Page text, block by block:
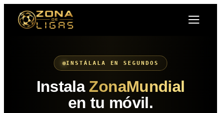
INSTÁLALA EN SEGUNDOS
Instala ZonaMundial
en tu móvil.